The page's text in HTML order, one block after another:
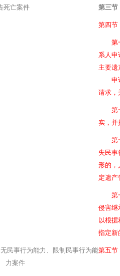
死亡案件 第三节
第四节
第一
系人申
主要遗
申请
请求，
第一
实，并
第一
失民事
形的，
定遗产
第一
侵害继
以根
指定新
民事行为能力、限制民事行为能
力案件
第五节